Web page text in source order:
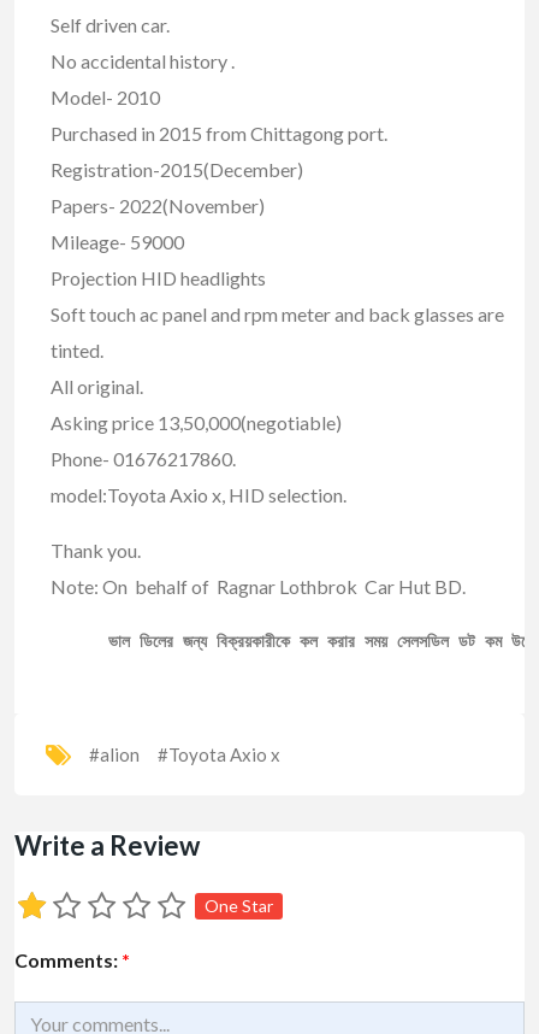
Self driven car.
No accidental history .
Model- 2010
Purchased in 2015 from Chittagong port.
Registration-2015(December)
Papers- 2022(November)
Mileage- 59000
Projection HID headlights
Soft touch ac panel and rpm meter and back glasses are
tinted.
All original.
Asking price 13,50,000(negotiable)
Phone- 01676217860.
model:Toyota Axio x, HID selection.
Thank you.
Note: On behalf of Ragnar Lothbrok Car Hut BD.
ভাল ডিলের জন্য বিক্রয়কারীকে কল করার সময় সেলসডিল ডট কম
#alion #Toyota Axio x
Write a Review
One Star
Comments: *